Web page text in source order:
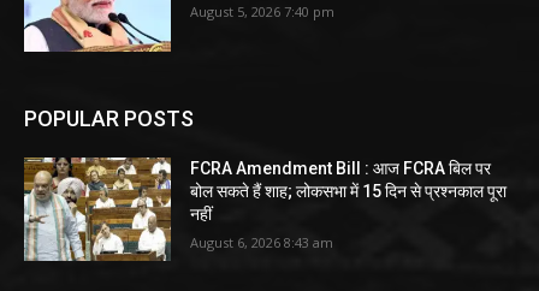
August 5, 2026 7:40 pm
POPULAR POSTS
FCRA Amendment Bill : आज FCRA बिल पर
बोल सकते हैं शाह; लोकसभा में 15 दिन से प्रश्नकाल पूरा
नहीं
August 6, 2026 8:43 am